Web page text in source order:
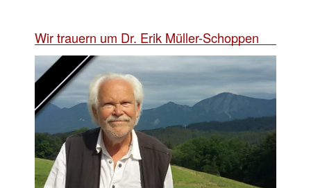
Wir trauern um Dr. Erik Müller-Schoppen